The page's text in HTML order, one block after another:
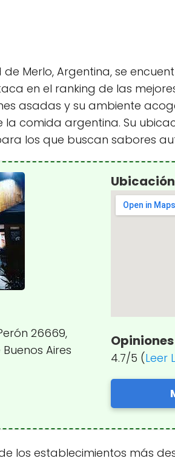
Merlo, Argentina, se
en el ranking de las
asadas y su ambiente
comida argentina. Su
los que buscan sabores
26669,
Aires
Opiniones
4.7/5 (Leer
de los establecimientos más